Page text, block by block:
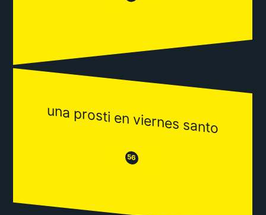
una prosti en viernes santo
😒 56 😂